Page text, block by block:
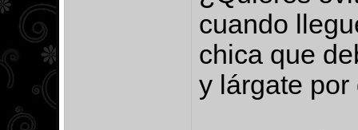
cuando
chica que
y lárgate